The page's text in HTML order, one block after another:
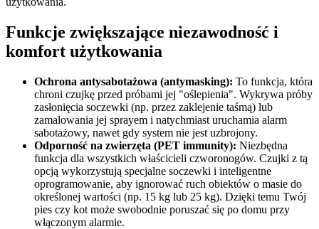
Funkcje zwiększające niezawodność i
komfort użytkowania
Ochrona antysabotażowa (antymasking): To funkcja, która
chroni czujkę przed próbami jej "oślepienia". Wykrywa próby
zasłonięcia soczewki (np. przez zaklejenie taśmą) lub
zamalowania jej sprayem i natychmiast uruchamia alarm
sabotażowy, nawet gdy system nie jest uzbrojony.
Odporność na zwierzęta (PET immunity): Niezbędna
funkcja dla wszystkich właścicieli czworonogów. Czujki z tą
opcją wykorzystują specjalne soczewki i inteligentne
oprogramowanie, aby ignorować ruch obiektów o masie do
określonej wartości (np. 15 kg lub 25 kg). Dzięki temu Twój
pies czy kot może swobodnie poruszać się po domu przy
włączonym alarmie.